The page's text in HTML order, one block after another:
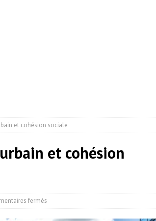
et cohésion sociale
et cohésion
fermés